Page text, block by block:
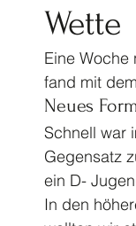
AllgemeinWette
Eine
fand mit
Neues
Schnell war
Gegensatz
ein D-
In den